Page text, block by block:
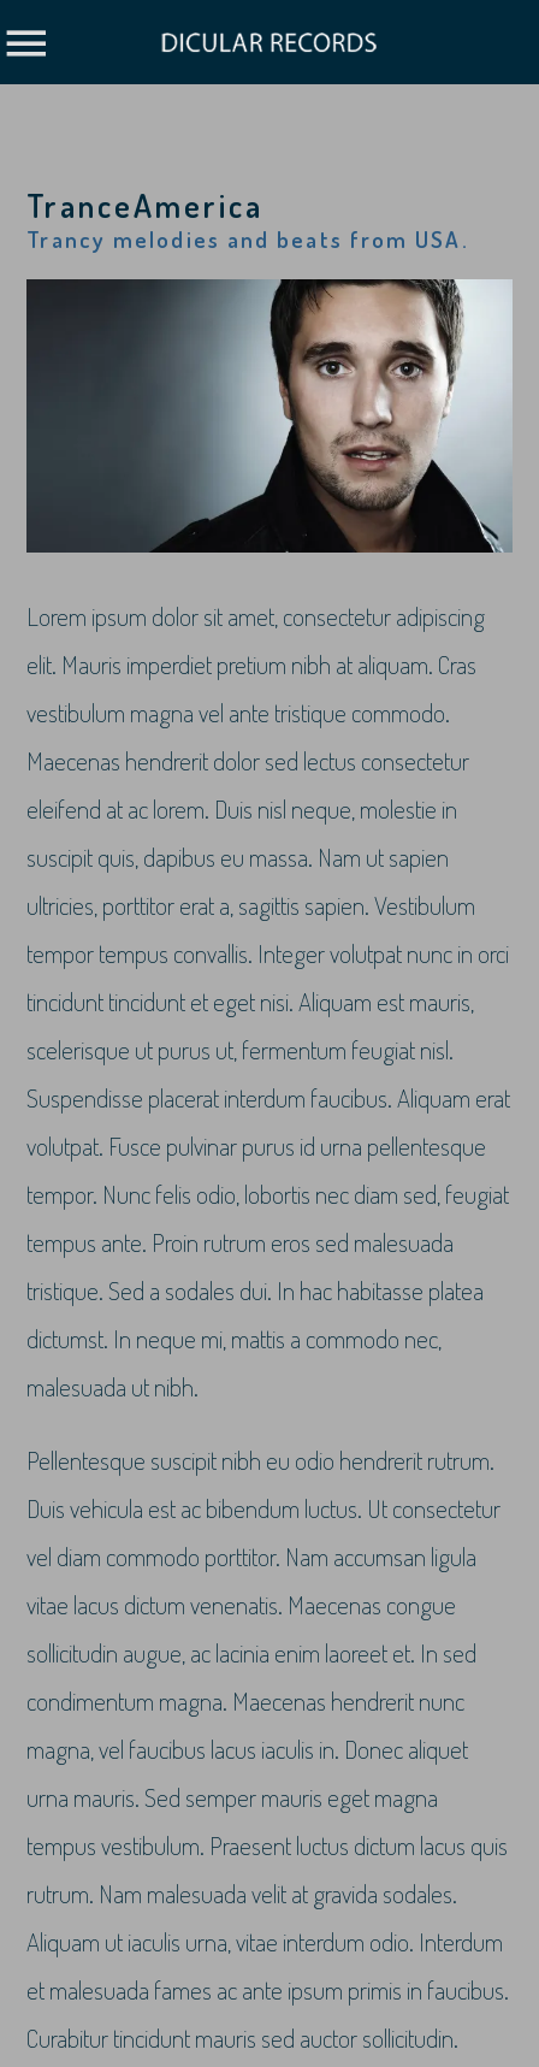
TranceAmerica
Trancy melodies and beats from USA.
Lorem ipsum dolor sit amet, consectetur adipiscing
elit. Mauris imperdiet pretium nibh at aliquam. Cras
vestibulum magna vel ante tristique commodo.
Maecenas hendrerit dolor sed lectus consectetur
eleifend at ac lorem. Duis nisl neque, molestie in
suscipit quis, dapibus eu massa. Nam ut sapien
ultricies, porttitor erat a, sagittis sapien. Vestibulum
tempor tempus convallis. Integer volutpat nunc in orci
tincidunt tincidunt et eget nisi. Aliquam est mauris,
scelerisque ut purus ut, fermentum feugiat nisl.
Suspendisse placerat interdum faucibus. Aliquam erat
volutpat. Fusce pulvinar purus id urna pellentesque
tempor. Nunc felis odio, lobortis nec diam sed, feugiat
tempus ante. Proin rutrum eros sed malesuada
tristique. Sed a sodales dui. In hac habitasse platea
dictumst. In neque mi, mattis a commodo nec,
malesuada ut nibh.
Pellentesque suscipit nibh eu odio hendrerit rutrum.
Duis vehicula est ac bibendum luctus. Ut consectetur
vel diam commodo porttitor. Nam accumsan ligula
vitae lacus dictum venenatis. Maecenas congue
sollicitudin augue, ac lacinia enim laoreet et. In sed
condimentum magna. Maecenas hendrerit nunc
magna, vel faucibus lacus iaculis in. Donec aliquet
urna mauris. Sed semper mauris eget magna
tempus vestibulum. Praesent luctus dictum lacus quis
rutrum. Nam malesuada velit at gravida sodales.
Aliquam ut iaculis urna, vitae interdum odio. Interdum
et malesuada fames ac ante ipsum primis in faucibus.
Curabitur tincidunt mauris sed auctor sollicitudin.